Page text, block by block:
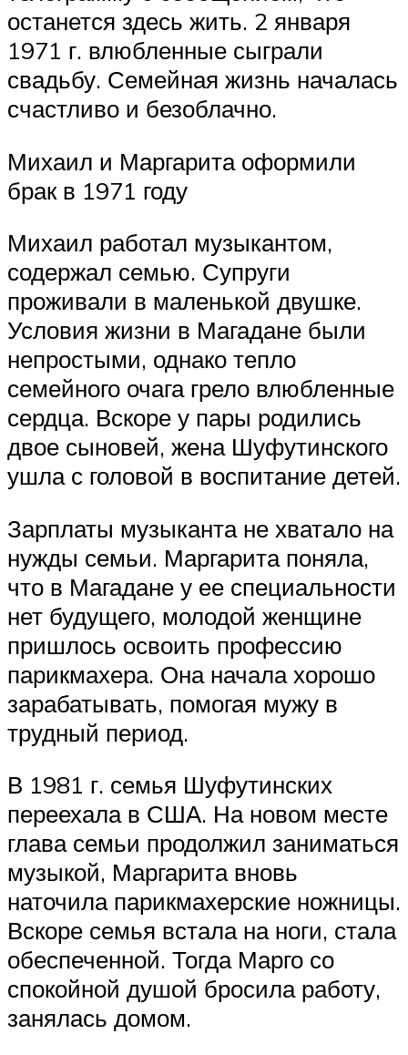
останется здесь жить. 2 января
1971 г. влюбленные сыграли
свадьбу. Семейная жизнь началась
счастливо и безоблачно.
Михаил и Маргарита оформили
брак в 1971 году
Михаил работал музыкантом,
содержал семью. Супруги
проживали в маленькой двушке.
Условия жизни в Магадане были
непростыми, однако тепло
семейного очага грело влюбленные
сердца. Вскоре у пары родились
двое сыновей, жена Шуфутинского
ушла с головой в воспитание детей.
Зарплаты музыканта не хватало на
нужды семьи. Маргарита поняла,
что в Магадане у ее специальности
нет будущего, молодой женщине
пришлось освоить профессию
парикмахера. Она начала хорошо
зарабатывать, помогая мужу в
трудный период.
В 1981 г. семья Шуфутинских
переехала в США. На новом месте
глава семьи продолжил заниматься
музыкой, Маргарита вновь
наточила парикмахерские ножницы.
Вскоре семья встала на ноги, стала
обеспеченной. Тогда Марго со
спокойной душой бросила работу,
занялась домом.